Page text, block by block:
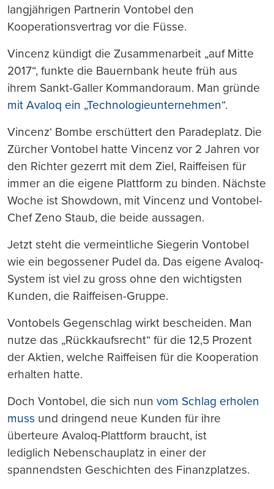
langjährigen Partnerin Vontobel den
Kooperationsvertrag vor die Füsse.
Vincenz kündigt die Zusammenarbeit „auf Mitte
2017“, funkte die Bauernbank heute früh aus
ihrem Sankt-Galler Kommandoraum. Man gründe
mit Avaloq ein „Technologieunternehmen“.
Vincenz‘ Bombe erschüttert den Paradeplatz. Die
Zürcher Vontobel hatte Vincenz vor 2 Jahren vor
den Richter gezerrt mit dem Ziel, Raiffeisen für
immer an die eigene Plattform zu binden. Nächste
Woche ist Showdown, mit Vincenz und Vontobel-
Chef Zeno Staub, die beide aussagen.
Jetzt steht die vermeintliche Siegerin Vontobel
wie ein begossener Pudel da. Das eigene Avaloq-
System ist viel zu gross ohne den wichtigsten
Kunden, die Raiffeisen-Gruppe.
Vontobels Gegenschlag wirkt bescheiden. Man
nutze das „Rückkaufsrecht“ für die 12,5 Prozent
der Aktien, welche Raiffeisen für die Kooperation
erhalten hatte.
Doch Vontobel, die sich nun vom Schlag erholen
muss und dringend neue Kunden für ihre
überteure Avaloq-Plattform braucht, ist
lediglich Nebenschauplatz in einer der
spannendsten Geschichten des Finanzplatzes.